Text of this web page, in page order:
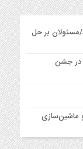
مسئولان بر حل
در جشن
ماشین‌سازی